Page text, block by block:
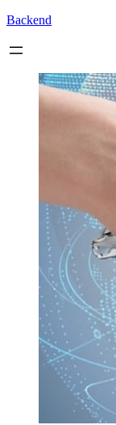
Backend